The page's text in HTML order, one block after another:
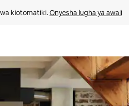
kiotomatiki. Onyesha lugha ya awali